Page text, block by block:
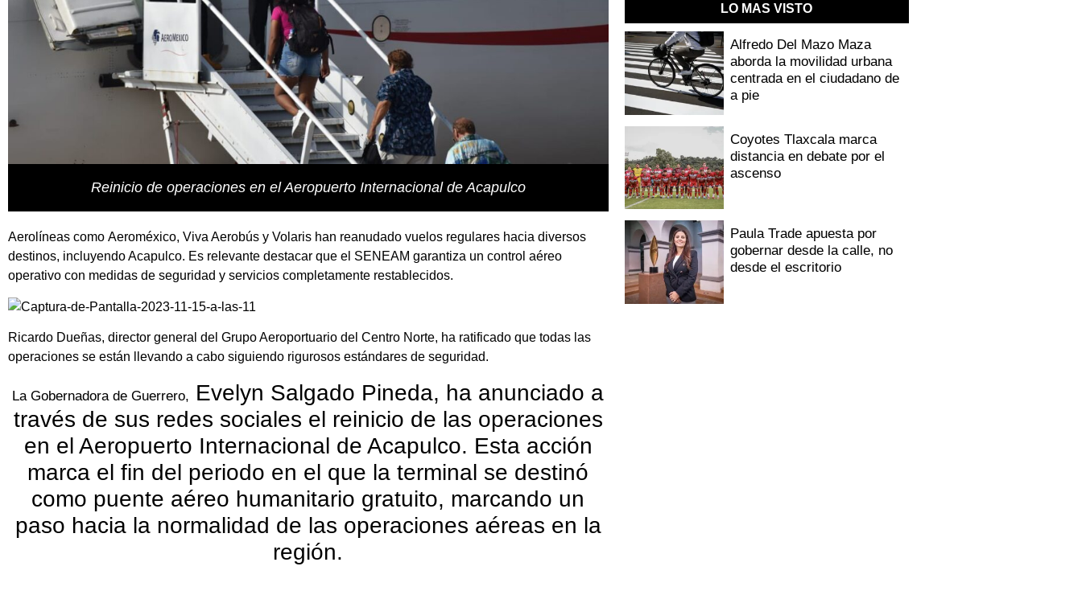
Reinicio de operaciones en el Aeropuerto Internacional de Acapulco
Aerolíneas como Aeroméxico, Viva Aerobús y Volaris han reanudado vuelos regulares hacia diversos
destinos, incluyendo Acapulco. Es relevante destacar que el SENEAM garantiza un control aéreo
operativo con medidas de seguridad y servicios completamente restablecidos.
Ricardo Dueñas, director general del Grupo Aeroportuario del Centro Norte, ha ratificado que todas las
operaciones se están llevando a cabo siguiendo rigurosos estándares de seguridad.
La Gobernadora de Guerrero, Evelyn Salgado Pineda, ha anunciado a
través de sus redes sociales el reinicio de las operaciones
en el Aeropuerto Internacional de Acapulco. Esta acción
marca el fin del periodo en el que la terminal se destinó
como puente aéreo humanitario gratuito, marcando un
paso hacia la normalidad de las operaciones aéreas en la
región.
LO MAS VISTO
Alfredo Del Mazo Maza
aborda la movilidad urbana
centrada en el ciudadano de
a pie
Coyotes Tlaxcala marca
distancia en debate por el
ascenso
Paula Trade apuesta por
gobernar desde la calle, no
desde el escritorio